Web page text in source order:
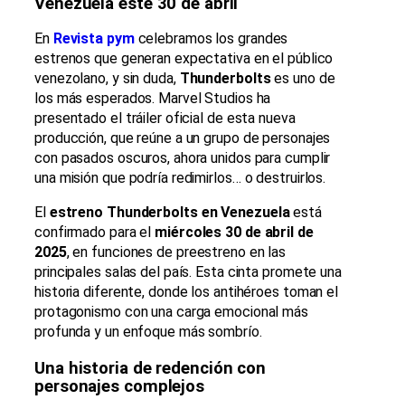
En Revista pymcelebramos los grandes
estrenos que generan expectativa en el público
venezolano, y sin duda, Thunderboltses uno de
los más esperados. Marvel Studios ha
presentado el tráiler oficial de esta nueva
producción, que reúne a un grupo de personajes
con pasados oscuros, ahora unidos para cumplir
una misión que podría redimirlos… o destruirlos.
El estreno Thunderbolts en Venezuelaestá
confirmado para el miércoles 30 de abril de
2025, en funciones de preestreno en las
principales salas del país. Esta cinta promete una
historia diferente, donde los antihéroes toman el
protagonismo con una carga emocional más
profunda y un enfoque más sombrío.
Una historia de redención con
personajes complejos